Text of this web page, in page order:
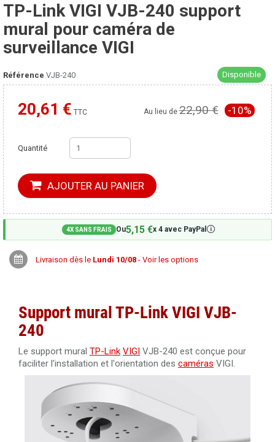
TP-Link VIGI VJB-240 support
mural pour caméra de
surveillance VIGI
Référence VJB-240 Disponible
20,61 € TTC
Moins cher ailleurs ? Au lieu de22,90 € -10%
Quantité
AJOUTER AU PANIER
4X SANS FRAIS Ou5,15 €x 4 avec PayPal🛈
Livraison dès le Lundi 10/08 - Voir les options
Support mural TP-Link VIGI VJB-
240
Le support mural TP-Link VIGI VJB-240 est conçue pour
faciliter l'installation et l'orientation des caméras VIGI.